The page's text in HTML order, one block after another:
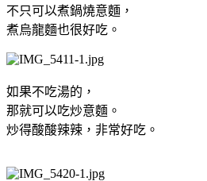
不只可以煮鍋燒意麵，
煮烏龍麵也很好吃。
如果不吃湯的，
那就可以吃炒意麵。
炒得酸酸辣辣，非常好吃。